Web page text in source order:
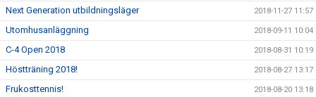
Next Generation utbildningsläger 2018-11-27 11:57
Utomhusanläggning 2018-09-11 10:04
C-4 Open 2018 2018-08-31 10:19
Höstträning 2018! 2018-08-27 13:17
Frukosttennis! 2018-08-20 13:18